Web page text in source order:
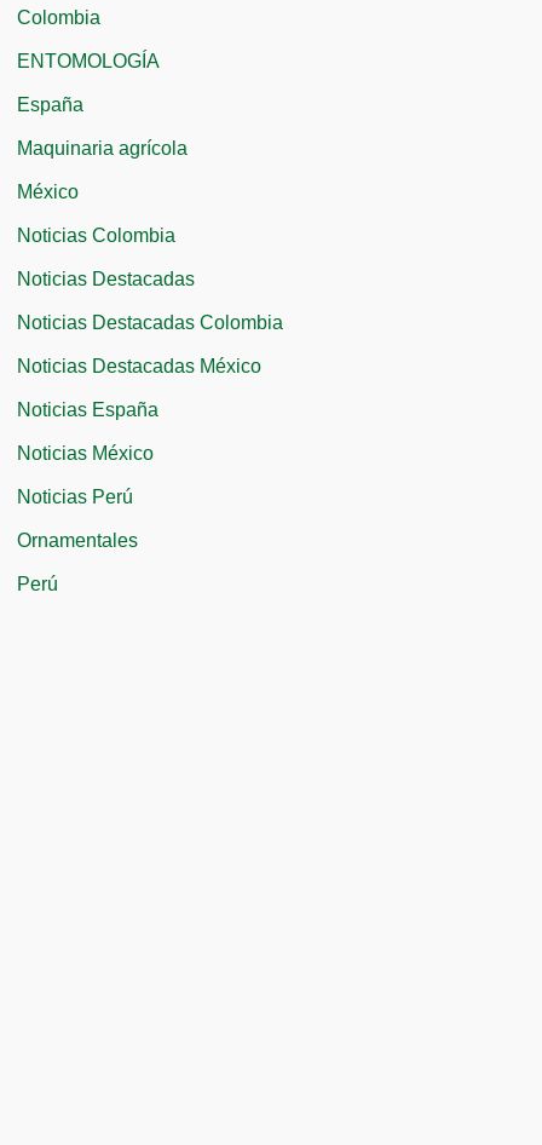
o
r
:
Colombia
ENTOMOLOGÍA
España
Maquinaria agrícola
México
Noticias Colombia
Noticias Destacadas
Noticias Destacadas Colombia
Noticias Destacadas México
Noticias España
Noticias México
Noticias Perú
Ornamentales
Perú